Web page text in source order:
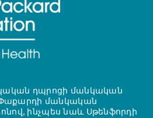
դպրոցի մանկական
Փաքարդի մանկական
ինչպես նաև Սթենֆորդի